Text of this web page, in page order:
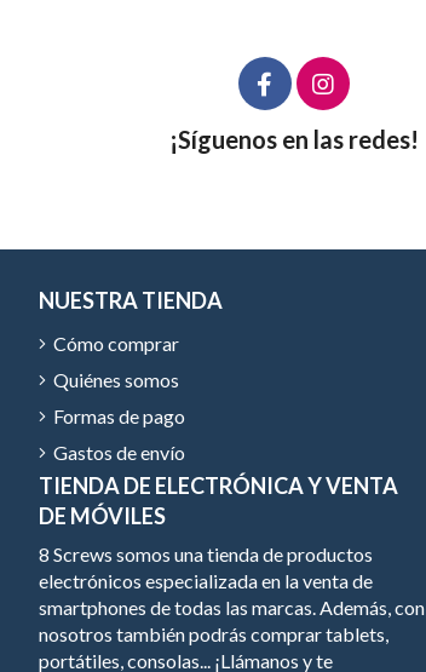
¡Síguenos en las redes!
TIENDA DE ELECTRÓNICA Y VENTA
DE MÓVILES
8 Screws somos una tienda de productos
electrónicos especializada en la venta de
smartphones de todas las marcas. Además, con
nosotros también podrás comprar tablets,
portátiles, consolas... ¡Llámanos y te
NUESTRA TIENDA
Cómo comprar
Quiénes somos
Formas de pago
Gastos de envío